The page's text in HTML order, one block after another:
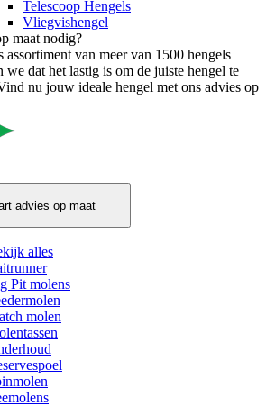
Telescoop Hengels
Vliegvishengel
maat nodig?
assortiment van meer van 1500 hengels
we dat het lastig is om de juiste hengel te
nu jouw ideale hengel met ons advies op
alles
Pit molens
molen